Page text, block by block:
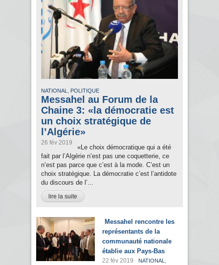
NATIONAL , POLITIQUE
Messahel au Forum de la
Chaine 3: «la démocratie est
un choix stratégique de
l’Algérie»
26 fév 2019
«Le choix démocratique qui a été
fait par l’Algérie n’est pas une coquetterie, ce
n’est pas parce que c’est à la mode. C’est un
choix stratégique. La démocratie c’est l’antidote
du discours de l’...
lire la suite
Messahel rencontre les
représentants de la
communauté nationale
établie aux Pays-Bas
22 fév 2019 NATIONAL ,